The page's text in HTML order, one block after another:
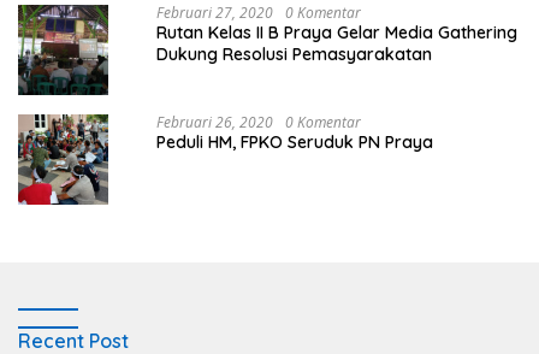
Februari 27, 2020 0 Komentar
Rutan Kelas II B Praya Gelar Media Gathering
Dukung Resolusi Pemasyarakatan
Februari 26, 2020 0 Komentar
Peduli HM, FPKO Seruduk PN Praya
Recent Post